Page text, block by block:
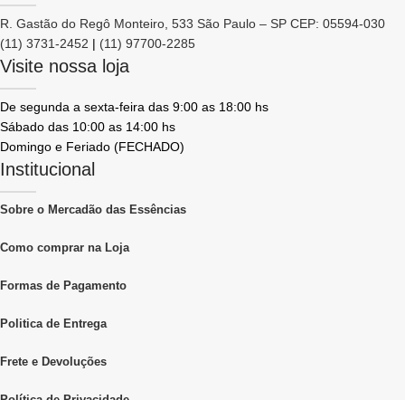
R. Gastão do Regô Monteiro, 533 São Paulo – SP CEP: 05594-030
(11) 3731-2452 | (11) 97700-2285
Visite nossa loja
De segunda a sexta-feira das 9:00 as 18:00 hs
Sábado das 10:00 as 14:00 hs
Domingo e Feriado (FECHADO)
Institucional
Sobre o Mercadão das Essências
Como comprar na Loja
Formas de Pagamento
Politica de Entrega
Frete e Devoluções